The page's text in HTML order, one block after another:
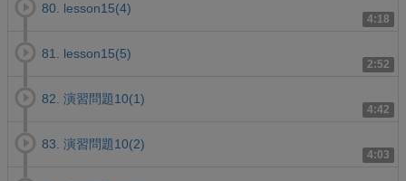
4:18
80. lesson15(4)
2:52
81. lesson15(5)
4:42
82. 演習問題10(1)
4:03
83. 演習問題10(2)